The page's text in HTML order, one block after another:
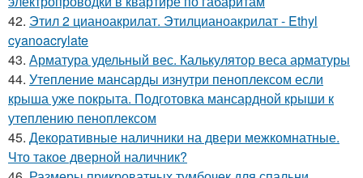
42. Этил 2 цианоакрилат. Этилцианоакрилат - Ethyl
cyanoacrylate
43. Арматура удельный вес. Калькулятор веса арматуры
44. Утепление мансарды изнутри пеноплексом если
крыша уже покрыта. Подготовка мансардной крыши к
утеплению пеноплексом
45. Декоративные наличники на двери межкомнатные.
Что такое дверной наличник?